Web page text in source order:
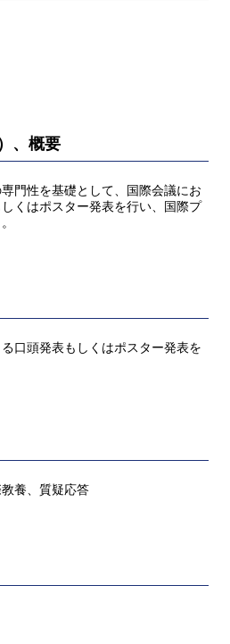
、概要
門性を基礎として、国際会議にお
くはポスター発表を行い、国際プ
口頭発表もしくはポスター発表を
養、質疑応答